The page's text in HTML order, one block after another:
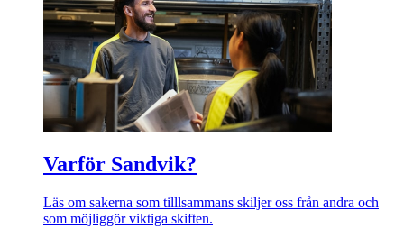
Varför Sandvik?
Läs om sakerna som tilllsammans skiljer oss från andra och
som möjliggör viktiga skiften.